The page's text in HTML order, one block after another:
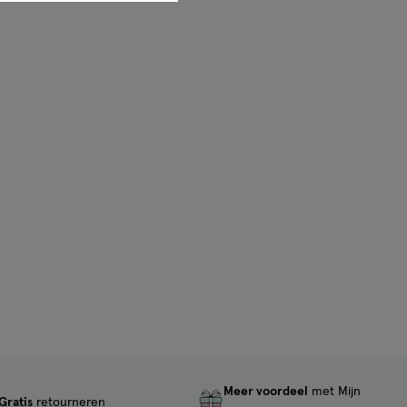
retourneren
Meer voordeel
met Mijn